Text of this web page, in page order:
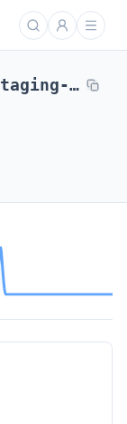
autoeval-staging-eval-project-4d620df7-9505252